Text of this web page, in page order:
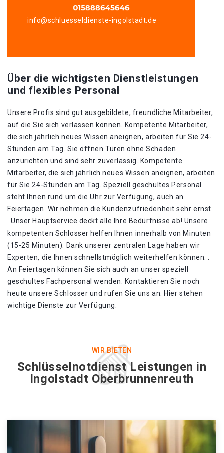
info@schluesseldienste-ingolstadt.de
Über die wichtigsten Dienstleistungen
und flexibles Personal
Unsere Profis sind gut ausgebildete, freundliche Mitarbeiter,
auf die Sie sich verlassen können. Kompetente Mitarbeiter,
die sich jährlich neues Wissen aneignen, arbeiten für Sie 24-
Stunden am Tag. Sie öffnen Türen ohne Schaden
anzurichten und sind sehr zuverlässig. Kompetente
Mitarbeiter, die sich jährlich neues Wissen aneignen, arbeiten
für Sie 24-Stunden am Tag. Speziell geschultes Personal
steht Ihnen rund um die Uhr zur Verfügung, auch an
Feiertagen. Wir nehmen die Kundenzufriedenheit sehr ernst.
. Unser Hauptservice deckt alle Ihre Bedürfnisse ab! Unsere
kompetenten Schlosser helfen Ihnen innerhalb von Minuten
(15-25 Minuten). Dank unserer zentralen Lage haben wir
Experten, die Ihnen schnellstmöglich weiterhelfen können. .
An Feiertagen können Sie sich auch an unser speziell
geschultes Fachpersonal wenden. Kontaktieren Sie noch
heute unsere Schlosser und rufen Sie uns an. Hier stehen
wichtige Dienste zur Verfügung.
WIR BIETEN
Schlüsselnotdienst Leistungen in
Ingolstadt Oberbrunnenreuth